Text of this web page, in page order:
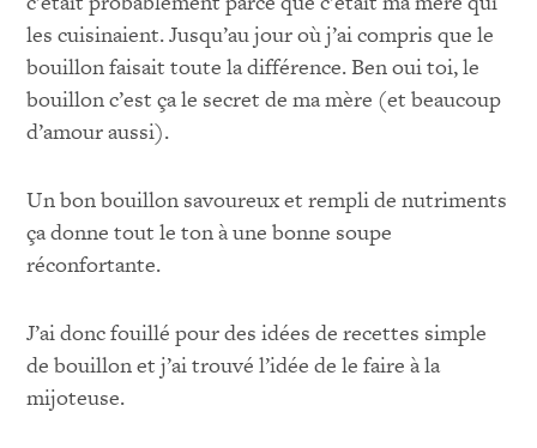
les cuisinaient. Jusqu’au jour où j’ai compris que le
bouillon faisait toute la différence. Ben oui toi, le
bouillon c’est ça le secret de ma mère (et beaucoup
d’amour aussi).
Un bon bouillon savoureux et rempli de nutriments
ça donne tout le ton à une bonne soupe
réconfortante.
J’ai donc fouillé pour des idées de recettes simple
de bouillon et j’ai trouvé l’idée de le faire à la
mijoteuse.